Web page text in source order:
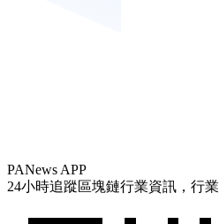
PANews APP
24小時追蹤區塊鏈行業資訊，行